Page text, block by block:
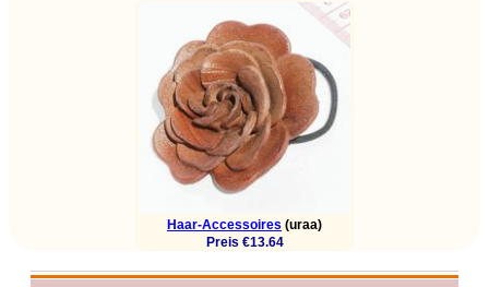
Haar-Accessoires (uraa)
Preis €13.64